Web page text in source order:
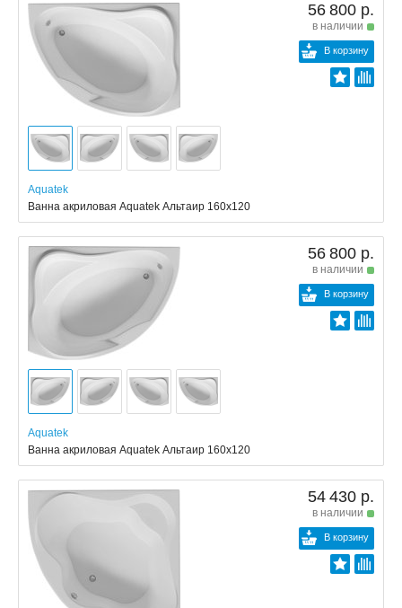
56 800 р.
в наличии
В корзину
Aquatek
Ванна акриловая Aquatek Альтаир 160х120
56 800 р.
в наличии
В корзину
Aquatek
Ванна акриловая Aquatek Альтаир 160х120
54 430 р.
в наличии
В корзину